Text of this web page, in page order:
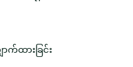
က်ထားခြင်း